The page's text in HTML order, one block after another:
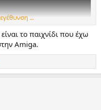
...
το παιχνίδι που έχω
Amiga.